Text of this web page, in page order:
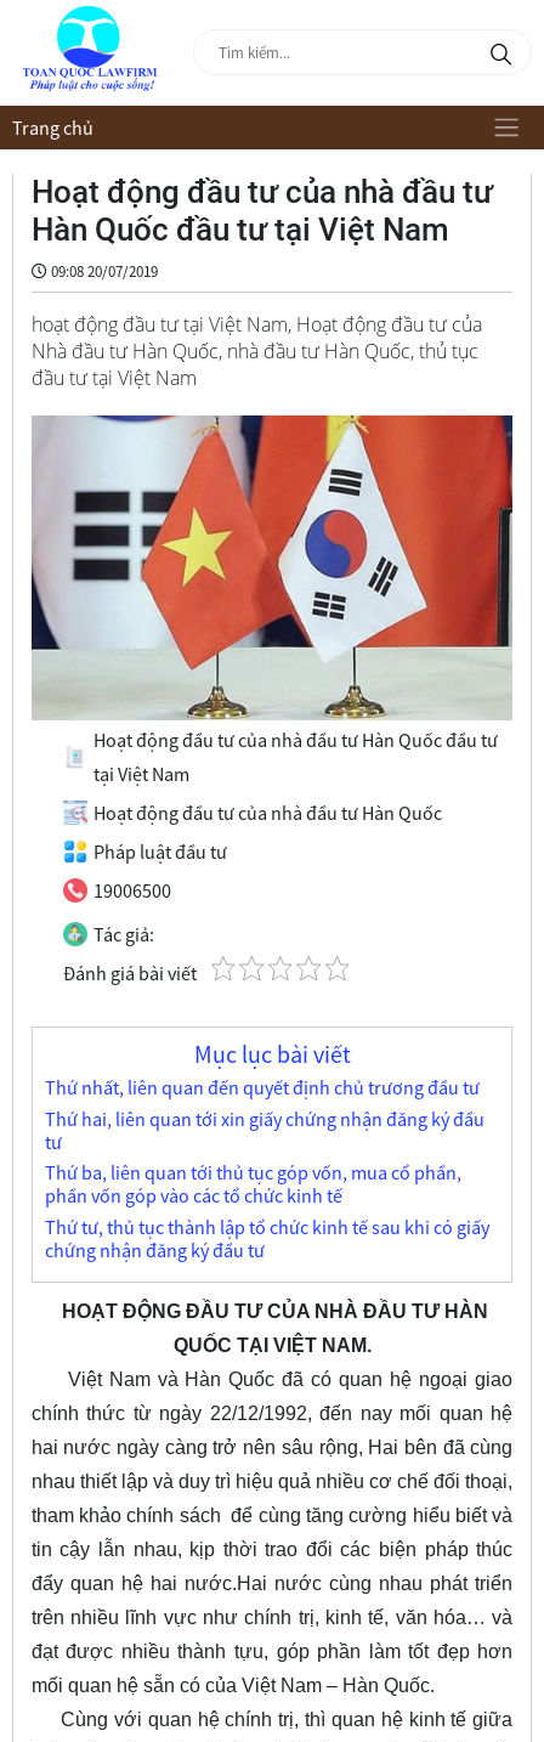
Trang chủ
Hoạt động đầu tư của nhà đầu tư
Hàn Quốc đầu tư tại Việt Nam
09:08 20/07/2019
hoạt động đầu tư tại Việt Nam, Hoạt động đầu tư của
Nhà đầu tư Hàn Quốc, nhà đầu tư Hàn Quốc, thủ tục
đầu tư tại Việt Nam
Hoạt động đầu tư của nhà đầu tư Hàn Quốc đầu tư
tại Việt Nam
Hoạt động đầu tư của nhà đầu tư Hàn Quốc
Pháp luật đầu tư
19006500
Tác giả:
Đánh giá bài viết
Mục lục bài viết
Thứ nhất, liên quan đến quyết định chủ trương đầu tư
Thứ hai, liên quan tới xin giấy chứng nhận đăng ký đầu
tư
Thứ ba, liên quan tới thủ tục góp vốn, mua cổ phần,
phần vốn góp vào các tổ chức kinh tế
Thứ tư, thủ tục thành lập tổ chức kinh tế sau khi có giấy
chứng nhận đăng ký đầu tư
HOẠT ĐỘNG ĐẦU TƯ CỦA NHÀ ĐẦU TƯ HÀN
QUỐC TẠI VIỆT NAM.
Việt Nam và Hàn Quốc đã có quan hệ ngoại giao
chính thức từ ngày 22/12/1992, đến nay mối quan hệ
hai nước ngày càng trở nên sâu rộng, Hai bên đã cùng
nhau thiết lập và duy trì hiệu quả nhiều cơ chế đối thoại,
tham khảo chính sách để cùng tăng cường hiểu biết và
tin cậy lẫn nhau, kịp thời trao đổi các biện pháp thúc
đẩy quan hệ hai nước.Hai nước cùng nhau phát triển
trên nhiều lĩnh vực như chính trị, kinh tế, văn hóa… và
đạt được nhiều thành tựu, góp phần làm tốt đẹp hơn
mối quan hệ sẵn có của Việt Nam – Hàn Quốc.
Cùng với quan hệ chính trị, thì quan hệ kinh tế giữa